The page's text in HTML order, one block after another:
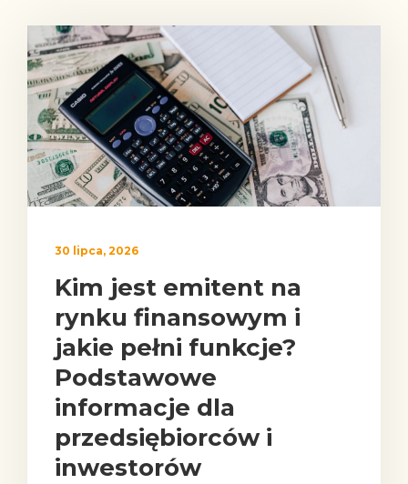
30 lipca, 2026
Kim jest emitent na
rynku finansowym i
jakie pełni funkcje?
Podstawowe
informacje dla
przedsiębiorców i
inwestorów